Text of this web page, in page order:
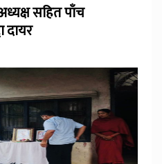
सहित पाँच
दायर